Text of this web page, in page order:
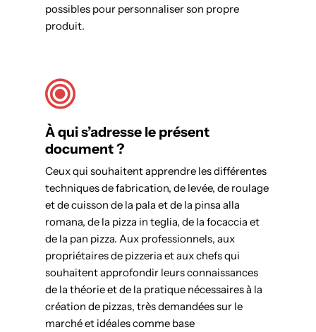
possibles pour personnaliser son propre
produit.
À qui s’adresse le présent
document ?
Ceux qui souhaitent apprendre les différentes
techniques de fabrication, de levée, de roulage
et de cuisson de la pala et de la pinsa alla
romana, de la pizza in teglia, de la focaccia et
de la pan pizza. Aux professionnels, aux
propriétaires de pizzeria et aux chefs qui
souhaitent approfondir leurs connaissances
de la théorie et de la pratique nécessaires à la
création de pizzas, très demandées sur le
marché et idéales comme base